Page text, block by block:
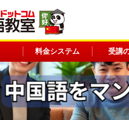
料金システム 受講